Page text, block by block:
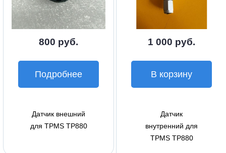
800 руб.
Подробнее
Датчик внешний
для TPMS TP880
1 000 руб.
В корзину
Датчик
внутренний для
TPMS TP880